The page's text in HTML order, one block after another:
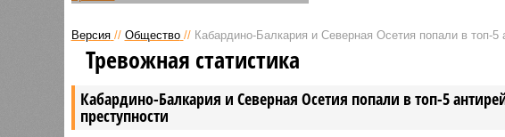
Возглавлявшая службу
Алании Лариса Каболова за
мошенничество с бюджетными
деньгами и использование
фиктивного диплома отделалась
четырьмя годами условного
Женщина взяла кредит на
нужды.
Версия // Общество // Кабардино-Балкария и Северная Осетия попали в топ-5
Кабардино-Балкария и Северная Осетия попали в топ-5
преступности
Тревожная статистика